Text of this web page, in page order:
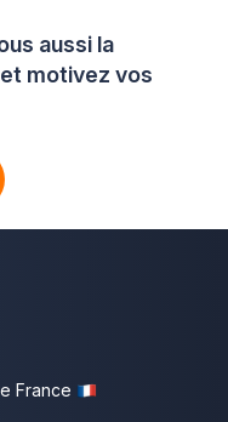
aussi la
motivez vos
France